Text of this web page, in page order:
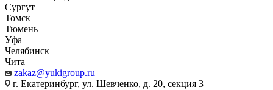
Сургут
Томск
Тюмень
Уфа
Челябинск
Чита
zakaz@yukigroup.ru
г. Екатеринбург, ул. Шевченко, д. 20, секция 3